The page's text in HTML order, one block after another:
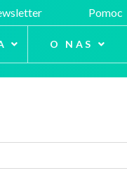
Pomoc
O NAS